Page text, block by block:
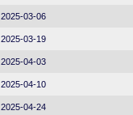
2025-03-06
2025-03-19
2025-04-03
2025-04-10
2025-04-24